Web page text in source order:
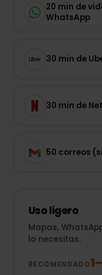
20 min de
WhatsApp
30 min de
30 min de
50 correos
Uso ligero
Mapas,
lo necesitas.
RECOMENDADO